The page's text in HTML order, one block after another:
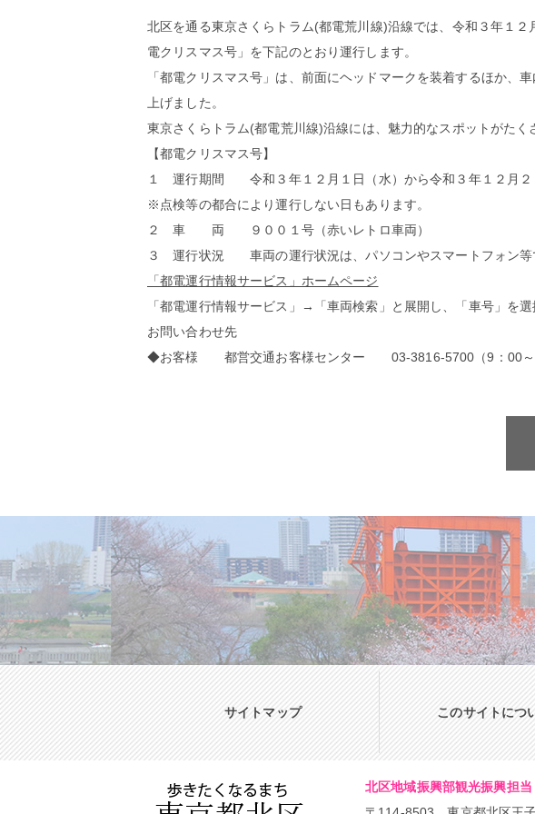
北区を通る東京さくらトラム(都電荒川線)沿線では、令和３年１
電クリスマス号」を下記のとおり運行します。
「都電クリスマス号」は、前面にヘッドマークを装着するほか
上げました。
東京さくらトラム(都電荒川線)沿線には、魅力的なスポットがた
【都電クリスマス号】
１ 運行期間 令和３年１２月１日（水）から令和３年１２月２
※点検等の都合により運行しない日もあります。
２ 車 両 ９００１号（赤いレトロ車両）
３ 運行状況 車両の運行状況は、パソコンやスマートフォン等
「都電運行情報サービス」ホームページ
「都電運行情報サービス」→「車両検索」と展開し、「車号」を
お問い合わせ先
◆お客様 都営交通お客様センター 03-3816-5700（9：00～
サイトマップ このサイトにつ
北区地域振興部観光振興担当